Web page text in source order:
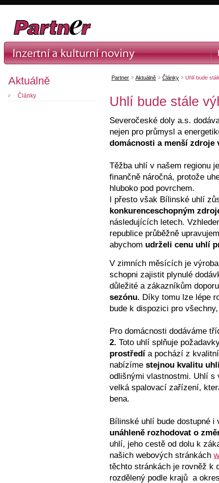
Aktuálně
Články
Partner Aktuálně Články Uhlí bude
Uhlí bude stále
Severočeské doly a.s.
nejen pro prů­mysl a
domácnosti a men­ší zdroje
Těžba uhlí v našem regionu
finančně ná­roč­ná, protože
hluboko pod povrchem.
I přesto však Bílinské uhlí
konkurenceschopným
následujících lete­­ch.
republice průběžně
abychom udrželi cenu uhlí
V zimních měsících je
schopni za­jistit plynulé
důležité a zá­kazní­­kům
sezónu. Díky tomu lze lépe
bude k dispozici pro
Pro domácnosti dodáváme
2. Toto uhlí splňuje
prostředí a pochází z
nabízíme stejnou kva­li­tu
odlišnými vlastnostmi. Uhlí s
velká spalovací zařízení,
bena.
Bílinské uhlí bude dostupné
unáhle­ně rozhodovat o
uhlí, jeho cestě od dolu k
našich webo­vých stránkách
těchto stránkách je rovněž k
rozdě­lený podle krajů a